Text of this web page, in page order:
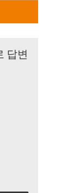
답변